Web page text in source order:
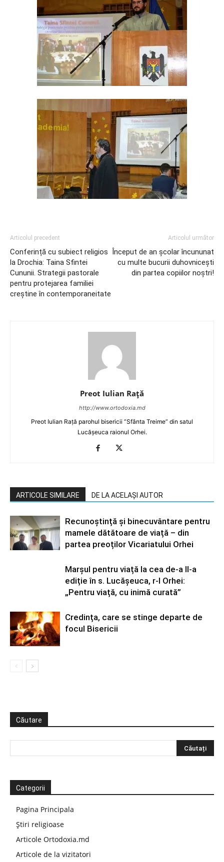
Articolul precedent
Conferință cu subiect religios
la Drochia: Taina Sfintei
Cununii. Strategii pastorale
pentru protejarea familiei
creştine în contemporaneitate
Articolul următor
Început de an școlar încununat
cu multe bucurii duhovnicești
din partea copiilor noștri!
Preot Iulian Raţă
http://www.ortodoxia.md
Preot Iulian Rață parohul bisericii ”Sfânta Treime” din satul
Lucășeuca raionul Orhei.
ARTICOLE SIMILARE DE LA ACELAȘI AUTOR
Recunoștință și binecuvântare pentru
mamele dătătoare de viață – din
partea preoților Vicariatului Orhei
Marșul pentru viață la cea de-a II-a
ediție în s. Lucășeuca, r-l Orhei:
„Pentru viață, cu inimă curată”
Credința, care se stinge departe de
focul Bisericii
Căutare
Categorii
Pagina Principala
Știri religioase
Articole Ortodoxia.md
Articole de la vizitatori